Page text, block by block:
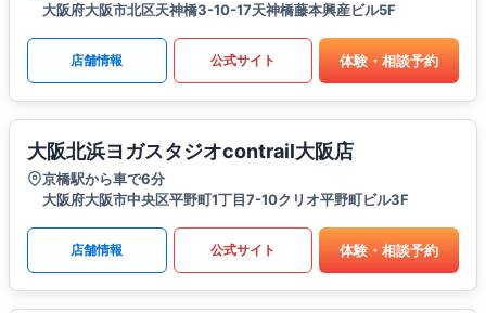
大阪府大阪市北区天神橋3-10-17天神橋藤本興産ビル5F
店舗情報 公式サイト 体験・相談予約
大阪北浜ヨガスタジオcontrail大阪店
京橋駅から車で6分
大阪府大阪市中央区平野町1丁目7-10クリオ平野町ビル3F
店舗情報 公式サイト 体験・相談予約